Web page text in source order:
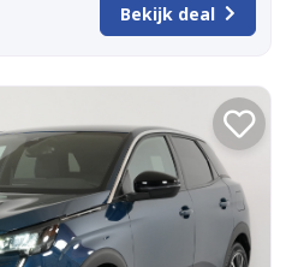
Bekijk deal